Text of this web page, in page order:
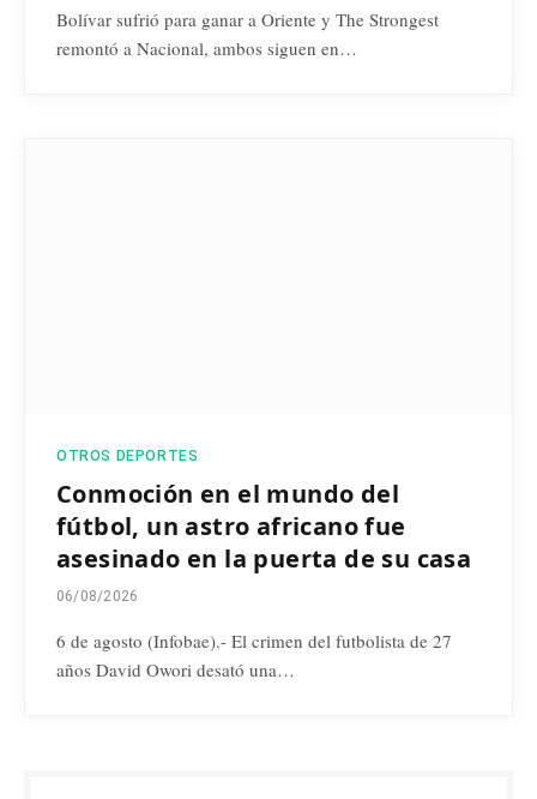
Bolívar sufrió para ganar a Oriente y The Strongest
remontó a Nacional, ambos siguen en…
OTROS DEPORTES
Conmoción en el mundo del
fútbol, un astro africano fue
asesinado en la puerta de su casa
06/08/2026
6 de agosto (Infobae).- El crimen del futbolista de 27
años David Owori desató una…